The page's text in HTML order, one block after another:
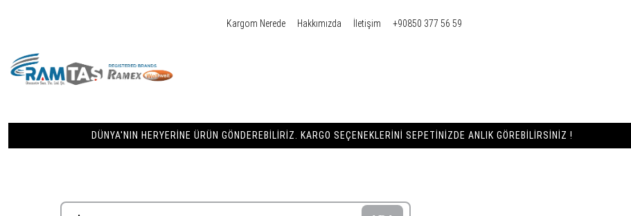
Kargom Nerede Hakkımızda İletişim +90850 377 56 59
DÜNYA'NIN HERYERINE ÜRÜN GÖNDEREBILIRIZ. KARGO SEÇENEKLERINI SEPETINIZDE ANLIK GÖREBILIRSINIZ !